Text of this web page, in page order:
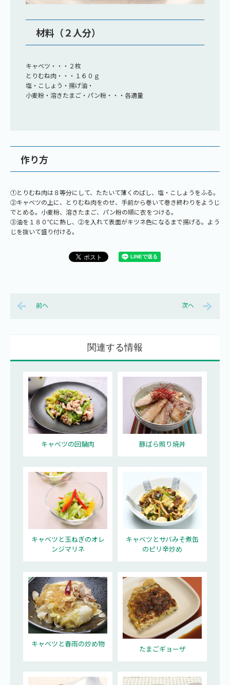
材料（２人分）
キャベツ・・・２枚
とりむね肉・・・１６０ｇ
塩・こしょう・揚げ油・
小麦粉・溶きたまご・パン粉・・・各適量
作り方
①とりむね肉は８等分にして、たたいて薄くのばし、塩・こしょうをふる。
②キャベツの上に、とりむね肉をのせ、手前から巻いて巻き終わりをようじ
でとめる。小麦粉、溶きたまご、パン粉の順に衣をつける。
③油を１８０℃に熱し、②を入れて表面がキツネ色になるまで揚げる。よう
じを抜いて盛り付ける。
前へ 次へ
関連する情報
キャベツの回鍋肉 豚ばら照り焼丼
キャベツと玉ねぎのオレ
ンジマリネ
キャベツとサバみそ煮缶
のピリ辛炒め
キャベツと春雨の炒め物
たまごギョーザ